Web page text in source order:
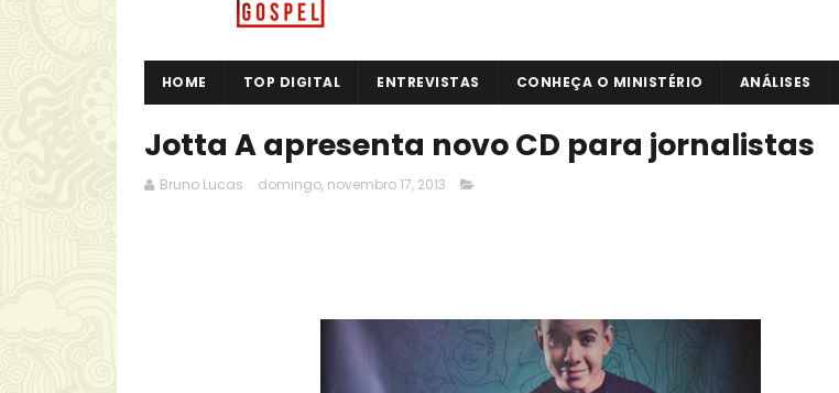
HOME TOP DIGITAL ENTREVISTAS CONHEÇA O MINISTÉRIO ANÁLISES
Jotta A apresenta novo CD para jornalistas
Bruno Lucas domingo, novembro 17, 2013